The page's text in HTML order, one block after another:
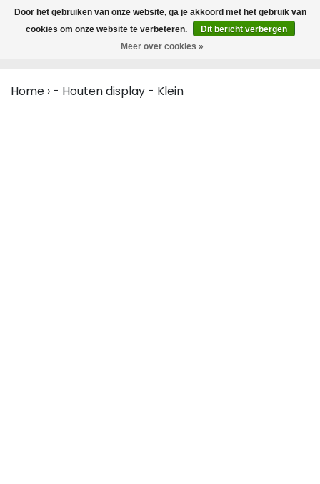
MENU
0
Home › - Houten display - Klein
Door het gebruiken van onze website, ga je akkoord met het gebruik van
cookies om onze website te verbeteren.
Dit bericht verbergen
Meer over cookies »